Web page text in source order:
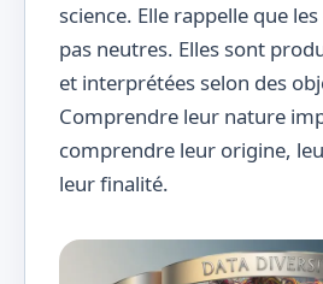
science. Elle rappelle que
pas neutres. Elles sont
et interprétées selon des
Comprendre leur nature
comprendre leur origine,
leur finalité.